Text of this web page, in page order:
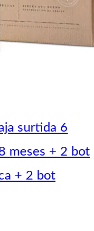
surtida 6
meses + 2 bot
+ 2 bot